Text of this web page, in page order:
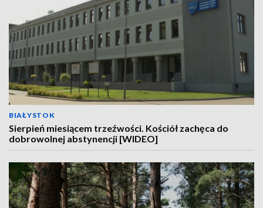
BIAŁYSTOK
Sierpień miesiącem trzeźwości. Kościół zachęca do
dobrowolnej abstynencji [WIDEO]